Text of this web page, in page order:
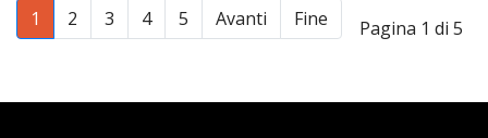
Pagina 1 di 5
1 2 3 4 5 Avanti Fine